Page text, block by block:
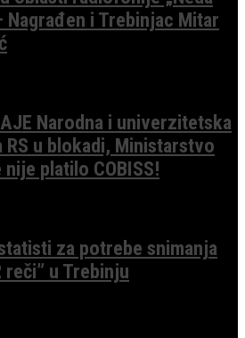
Nagrađen i Trebinjac Mitar
Narodna i univerzitetska
RS u blokadi, Ministarstvo
platilo COBISS!
za potrebe snimanja
reči” u Trebinju